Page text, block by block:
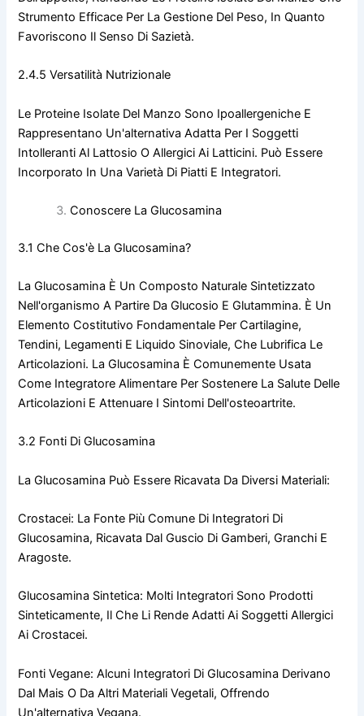
Strumento Efficace Per La Gestione Del Peso, In Quanto
Favoriscono Il Senso Di Sazietà.
2.4.5 Versatilità Nutrizionale
Le Proteine Isolate Del Manzo Sono Ipoallergeniche E
Rappresentano Un'alternativa Adatta Per I Soggetti
Intolleranti Al Lattosio O Allergici Ai Latticini. Può Essere
Incorporato In Una Varietà Di Piatti E Integratori.
Conoscere La Glucosamina
3.1 Che Cos'è La Glucosamina?
La Glucosamina È Un Composto Naturale Sintetizzato
Nell'organismo A Partire Da Glucosio E Glutammina. È Un
Elemento Costitutivo Fondamentale Per Cartilagine,
Tendini, Legamenti E Liquido Sinoviale, Che Lubrifica Le
Articolazioni. La Glucosamina È Comunemente Usata
Come Integratore Alimentare Per Sostenere La Salute Delle
Articolazioni E Attenuare I Sintomi Dell'osteoartrite.
3.2 Fonti Di Glucosamina
La Glucosamina Può Essere Ricavata Da Diversi Materiali:
Crostacei: La Fonte Più Comune Di Integratori Di
Glucosamina, Ricavata Dal Guscio Di Gamberi, Granchi E
Aragoste.
Glucosamina Sintetica: Molti Integratori Sono Prodotti
Sinteticamente, Il Che Li Rende Adatti Ai Soggetti Allergici
Ai Crostacei.
Fonti Vegane: Alcuni Integratori Di Glucosamina Derivano
Dal Mais O Da Altri Materiali Vegetali, Offrendo
Un'alternativa Vegana.